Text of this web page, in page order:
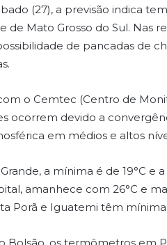
(27), a previsão indica
de Mato Grosso do Sul. Nas
de pancadas de
o Cemtec (Centro de
ocorrem devido a
em médios e altos
a mínima é de 19°C e
amanhece com 26°C e
Porã e Iguatemi têm